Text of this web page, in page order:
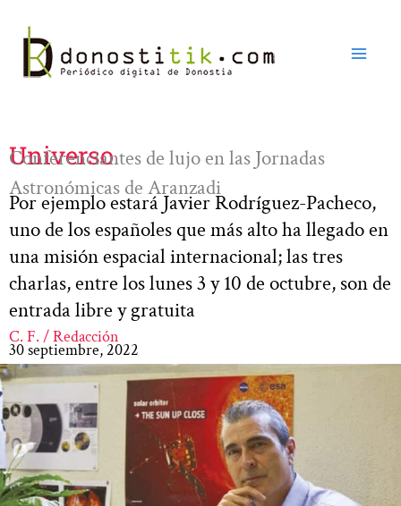
contenido
Universo
Conferenciantes de lujo en las Jornadas
Astronómicas de Aranzadi
Por ejemplo estará Javier Rodríguez-Pacheco,
uno de los españoles que más alto ha llegado en
una misión espacial internacional; las tres
charlas, entre los lunes 3 y 10 de octubre, son de
entrada libre y gratuita
C. F. / Redacción
30 septiembre, 2022